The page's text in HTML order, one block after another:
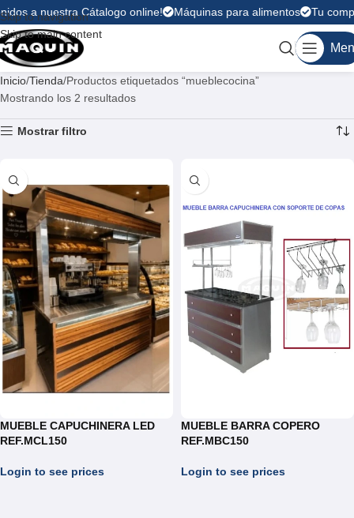
Skip to navigation
Skip to main content
a nuestra Cátalogo online! Máquinas para alimentos Tu
Inicio Tienda Productos etiquetados “mueblecocina”
Mostrando los 2 resultados
Mostrar filtro
MUEBLE CAPUCHINERA LED
REF.MCL150
Login to see prices
MUEBLE BARRA COPERO
REF.MBC150
Login to see prices